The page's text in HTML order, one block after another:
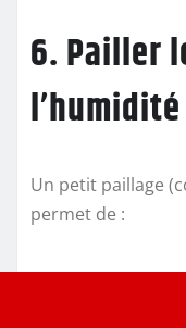
6. Pailler
l’humidité
Un petit paillage
permet de :